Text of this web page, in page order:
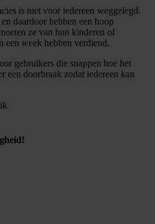
is niet voor iedereen weggelegd.
daardoor hebben een hoop
ze van hun kinderen of
een week hebben verdiend.
gebruikers die snappen hoe het
doorbraak zodat iedereen kan